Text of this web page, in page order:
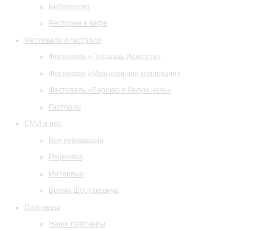
Библиотека
Ресторан и кафе
Фестивали и гастроли
Фестиваль «Площадь Искусств»
Фестиваль «Музыкальная коллекция»
Фестиваль «Барокко в белую ночь»
Гастроли
СМИ о нас
Все публикации
Рецензии
Интервью
Время Шостаковича
Партнеры
Наши партнеры